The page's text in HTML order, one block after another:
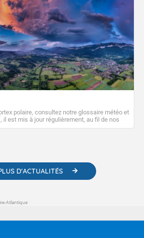
polaire, consultez notre glossaire météo et
il est mis à jour régulièrement, au fil de nos
également des liens utiles vers nos
D'ACTUALITÉS
Atlantique